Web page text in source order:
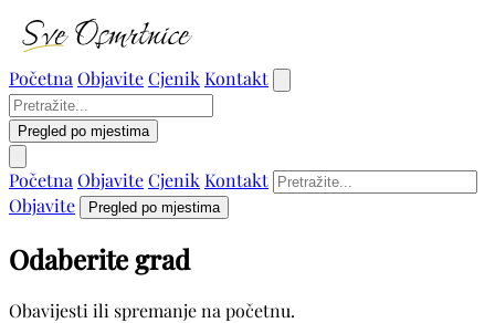
Početna ObjaviteCjenik Kontakt
Pregled po mjestima
Početna ObjaviteCjenik Kontakt
Objavite
Pregled po mjestima
Odaberite grad
Obavijesti ili spremanje na početnu.